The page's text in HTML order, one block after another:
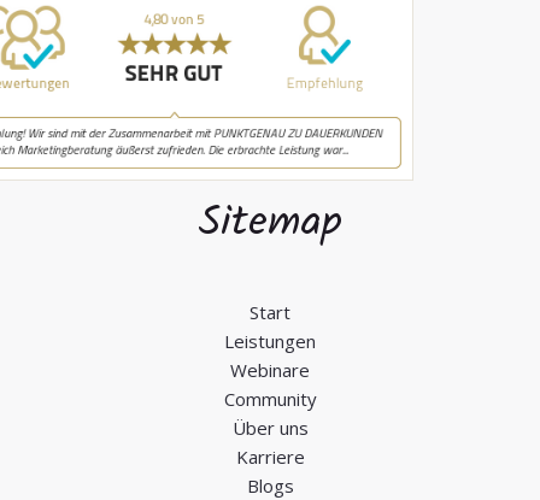
Sitemap
Start
Leistungen
Webinare
Community
Über uns
Karriere
Blogs